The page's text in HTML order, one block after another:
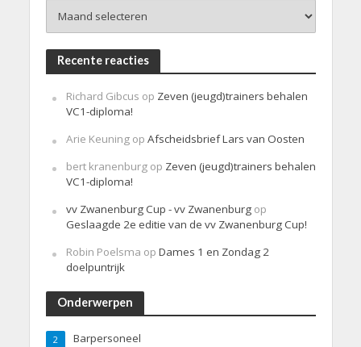
Recente reacties
Richard Gibcus op Zeven (jeugd)trainers behalen
VC1-diploma!
Arie Keuningop Afscheidsbrief Lars van Oosten
bert kranenburgop Zeven (jeugd)trainers behalen
VC1-diploma!
vv Zwanenburg Cup - vv Zwanenburgop
Geslaagde 2e editie van de vv Zwanenburg Cup!
Robin Poelsma op Dames 1 en Zondag 2
doelpuntrijk
Onderwerpen
Barpersoneel
2